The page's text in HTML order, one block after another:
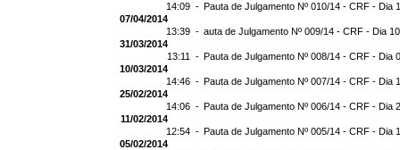
14:09 - Pauta de Julgamento Nº 010/14 - CRF - Dia
07/04/2014
13:39 - auta de Julgamento Nº 009/14 - CRF - Dia
31/03/2014
13:11 - Pauta de Julgamento Nº 008/14 - CRF - Dia
10/03/2014
14:46 - Pauta de Julgamento Nº 007/14 - CRF - Dia
25/02/2014
14:06 - Pauta de Julgamento Nº 006/14 - CRF - Dia
11/02/2014
12:54 - Pauta de Julgamento Nº 005/14 - CRF - Dia
05/02/2014